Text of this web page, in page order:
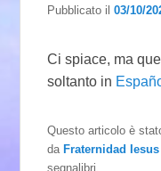
Pubblicato il03/10/
Ci spiace, ma
soltanto in
Questo articolo è
daFraternidad
segnalibri.